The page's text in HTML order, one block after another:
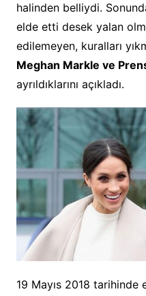
halinden belliydi.
elde etti desek yalan
edilemeyen, kuralları
Meghan Markle ve
ayrıldıklarını açıkladı.
19 Mayıs 2018 tarihinde